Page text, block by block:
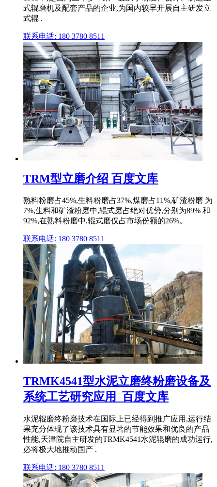
式辊磨机及配套产品的企业,为国内较早开展自主研发立
式辊 .
联系电话: 180 3780 8511
TRM型立磨介绍 百度文库
熟料粉磨占45%,生料粉磨占37%,煤磨占11%,矿渣粉磨 为
7%,生料和矿渣粉磨中,辊式磨占绝对优势,分别为89% 和
92%,在熟料粉磨中,辊式磨仅占市场份额的26%。
联系电话: 180 3780 8511
TRMK4541型水泥立磨终粉磨设备及
系统工艺研究应用_百度文库
水泥辊磨终粉磨技术在国际上已经得到推广应用,运行结
果充分体现了该技术具有显著的节能效果和优良的产品
性能,天津院自主研发的TRMK4541水泥辊磨的成功运行,
必将极大地推动国产 .
联系电话: 180 3780 8511